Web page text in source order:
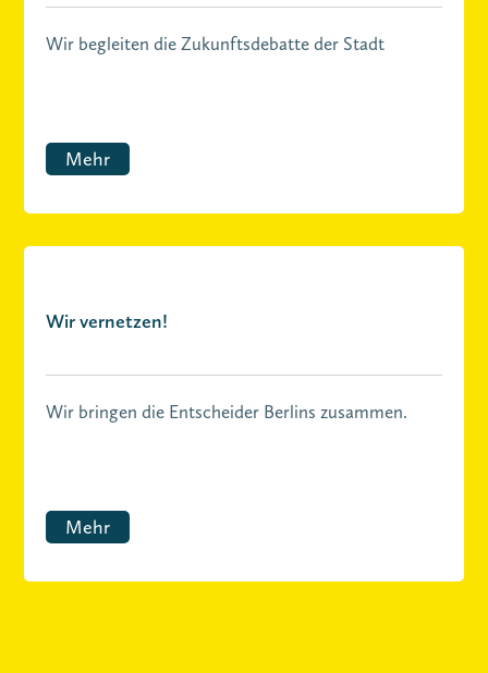
Wir begleiten die Zukunftsdebatte der Stadt
Mehr
Wir vernetzen!
Wir bringen die Entscheider Berlins zusammen.
Mehr